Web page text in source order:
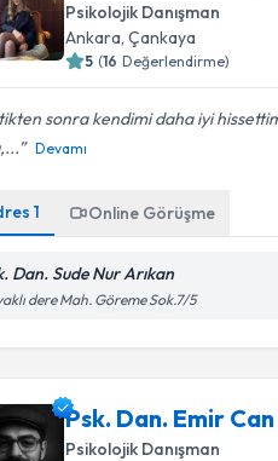
Psikolojik Danışman
Ankara, Çankaya
5 (16 Değerlendirme)
sonra kendimi daha iyi
Devamı
1 Online Görüşme
Dan. Sude Nur Arıkan
dere Mah. Göreme Sok.7/5
Psk. Dan. Emir
Psikolojik Danışman